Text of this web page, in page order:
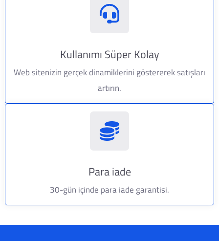
Kullanımı Süper Kolay
Web sitenizin gerçek dinamiklerini göstererek satışları
artırın.
Para iade
30-gün içinde para iade garantisi.